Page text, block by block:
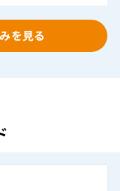
を見る